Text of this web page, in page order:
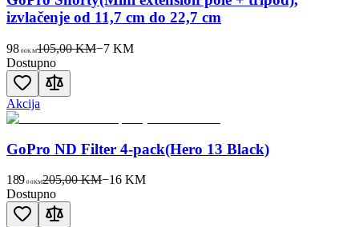
izvlačenje od 11,7 cm do 22,7 cm
98 00KM105,00 KM−7KM
Dostupno
Akcija
GoPro ND Filter 4-pack(Hero 13 Black)
189 00KM205,00 KM−16 KM
Dostupno